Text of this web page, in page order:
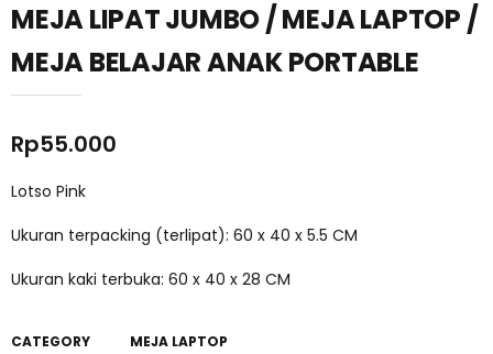
MEJA LIPAT JUMBO / MEJA LAPTOP /
MEJA BELAJAR ANAK PORTABLE
Rp55.000
Lotso Pink
Ukuran terpacking (terlipat): 60 x 40 x 5.5 CM
Ukuran kaki terbuka: 60 x 40 x 28 CM
CATEGORY MEJA LAPTOP